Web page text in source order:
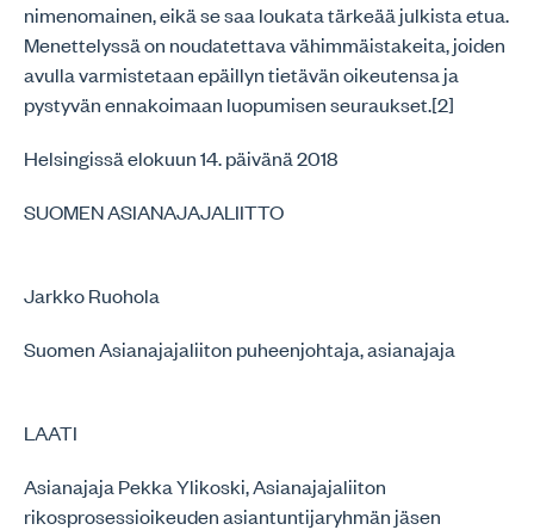
nimenomainen, eikä se saa loukata tärkeää julkista etua.
Menettelyssä on noudatettava vähimmäistakeita, joiden
avulla varmistetaan epäillyn tietävän oikeutensa ja
pystyvän ennakoimaan luopumisen seuraukset.[2]
Helsingissä elokuun 14. päivänä 2018
SUOMEN ASIANAJAJALIITTO
Jarkko Ruohola
Suomen Asianajajaliiton puheenjohtaja, asianajaja
LAATI
Asianajaja Pekka Ylikoski, Asianajajaliiton
rikosprosessioikeuden asiantuntijaryhmän jäsen